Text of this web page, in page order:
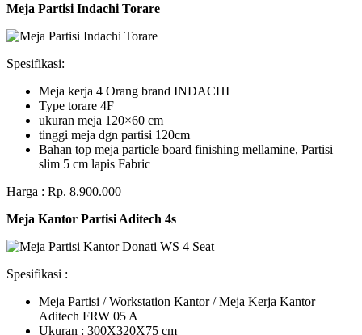
Meja Partisi Indachi Torare
Spesifikasi:
Meja kerja 4 Orang brand INDACHI
Type torare 4F
ukuran meja 120×60 cm
tinggi meja dgn partisi 120cm
Bahan top meja particle board finishing mellamine, Partisi
slim 5 cm lapis Fabric
Harga : Rp. 8.900.000
Meja Kantor Partisi Aditech 4s
Spesifikasi :
Meja Partisi / Workstation Kantor / Meja Kerja Kantor
Aditech FRW 05 A
Ukuran : 300X320X75 cm